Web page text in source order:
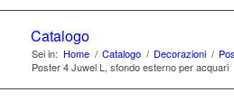
Catalogo
Sei in: Home / Catalogo / Decorazioni /
Poster 4 Juwel L, sfondo esterno per acquari